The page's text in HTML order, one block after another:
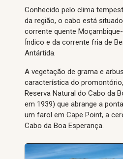
Conhecido pelo clima
da região, o cabo está
corrente quente
Índico e da corrente fria de
Antártida.
A vegetação de grama e
característica do
Reserva Natural do Cabo da
em 1939) que abrange a
um farol em Cape Point, a
Cabo da Boa Esperança.